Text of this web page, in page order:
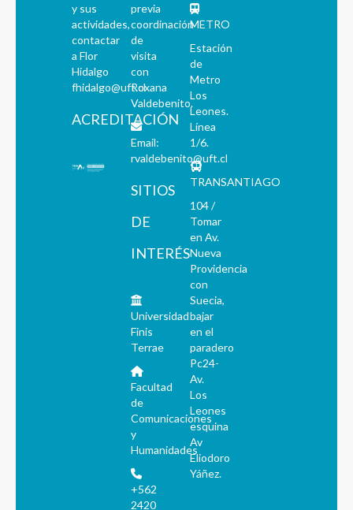
y sus
actividades,
contactar
a Flor
Hidalgo
fhidalgo@uft.cl
ACREDITACIÓN
previa
coordinación
de
visita
con
Roxana
Valdebenito.
Email:
rvaldebenito@uft.cl
SITIOS
DE
INTERÉS
Universidad
Finis
Terrae
Facultad
de
Comunicaciones
y
Humanidades
+562
2420
METRO
Estación
de
Metro
Los
Leones.
Línea
1/6.
TRANSANTIAGO
104 /
Tomar
en Av.
Nueva
Providencia
con
Suecia,
bajar
en el
paradero
Pc24-
Av.
Los
Leones
esquina
Av
Eliodoro
Yáñez.